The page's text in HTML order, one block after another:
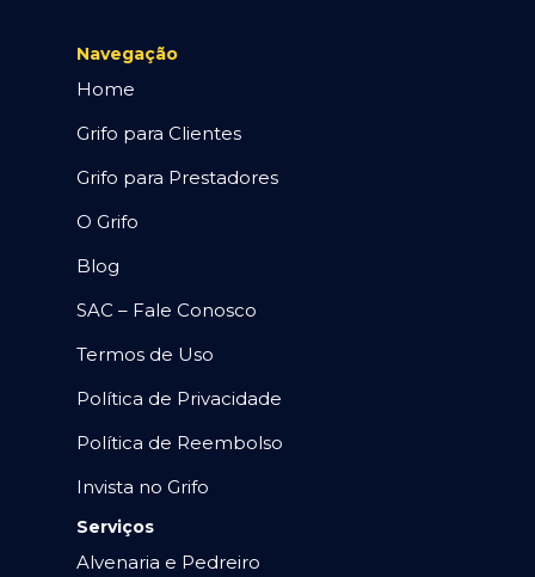
Navegação
Home
Grifo para Clientes
Grifo para Prestadores
O Grifo
Blog
SAC – Fale Conosco
Termos de Uso
Política de Privacidade
Política de Reembolso
Invista no Grifo
Serviços
Alvenaria e Pedreiro